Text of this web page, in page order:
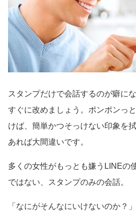
スタンプだけで会話するのが癖に
すぐに改めましょう。ポンポンっ
けば、簡単かつそっけない印象を
あれば大間違いです。
多くの女性がもっとも嫌うLINEの
ではない、スタンプのみの会話。
「なにがそんなにいけないのか？